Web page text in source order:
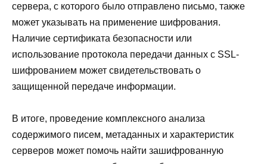
сервера, с которого было отправлено письмо, также
может указывать на применение шифрования.
Наличие сертификата безопасности или
использование протокола передачи данных с SSL-
шифрованием может свидетельствовать о
защищенной передаче информации.
В итоге, проведение комплексного анализа
содержимого писем, метаданных и характеристик
серверов может помочь найти зашифрованную